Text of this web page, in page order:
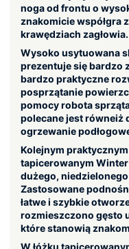
noga od frontu o
znakomicie współgra
krawędziach zagłowia.
Wysoko usytuowana
prezentuje się bardzo
bardzo praktyczne
posprzątanie
pomocy robota
polecane jest równeiż
ogrzewanie
Kolejnym
tapicerowanym
dużego,
Zastosowane
łatwe i szybkie
rozmieszczono gęsto
które stanowią
W łóżku